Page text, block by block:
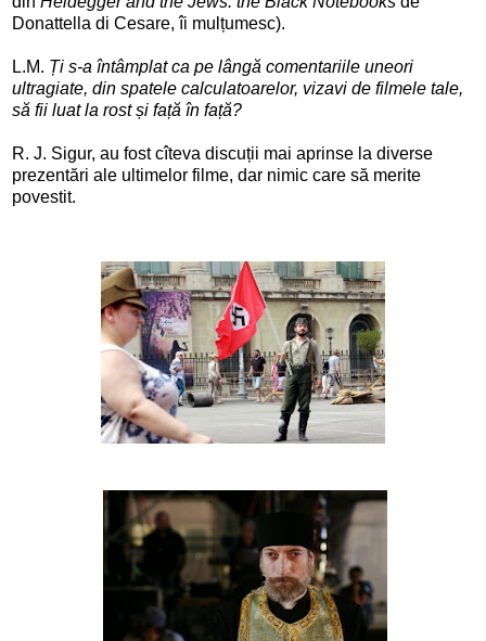
Donattella di Cesare, îi mulțumesc).
L.M. Ți s-a întâmplat ca pe lângă comentariile uneori
ultragiate, din spatele calculatoarelor, vizavi de filmele tale,
să fii luat la rost și față în față?
R. J. Sigur, au fost cîteva discuții mai aprinse la diverse
prezentări ale ultimelor filme, dar nimic care să merite
povestit.